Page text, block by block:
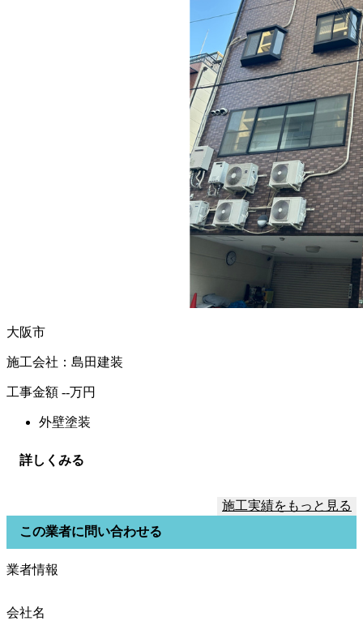
大阪市
施工会社：島田建装
工事金額 --万円
外壁塗装
詳しくみる
施工実績をもっと見る
この業者に問い合わせる
業者情報
会社名